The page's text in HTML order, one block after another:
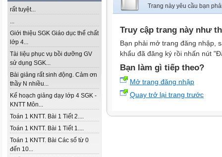
rất tuyệt...
...
Giới thiệu SGK Giáo dục thể chất
lớp 4...
Tài liệu phục vụ bồi dưỡng GV
sử dụng SGK...
Bài giảng rất sinh động. Cảm ơn
thầy N nhiều...
Kế hoạch giảng dạy lớp 4 SGK -
KNTT Môn...
Toán 1 KNTT. Bài 1 Tiết 2....
Toán 1 KNTT. Bài 1 Tiết 1....
Toán 1 KNTT. Bài Các số từ 0
đến 10...
Trang này yêu cầu bạn
Truy cập trang này như
Bạn phải mở trang đăng nhập,
khẩu đã đăng ký rồi nhấn nút
Bạn làm gì tiếp theo?
Mở trang đăng nhập
Quay trở lại trang trước